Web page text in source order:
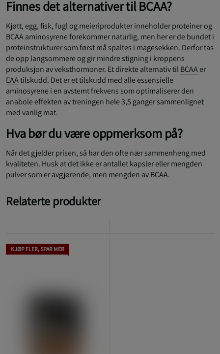
Finnes det alternativer til BCAA?
Kjøtt, egg, fisk, fugl og meieriprodukter inneholder proteiner og
BCAA aminosyrene forekommer naturlig, men her er de bundet i
proteinstrukturer som først må spaltes i magesekken. Derfor tas
de opp langsommere og gir mindre stigning i kroppens
produksjon av veksthormoner. Et direkte alternativ tilBCAAer
EAAtilskudd. Det er et tilskudd med alle essensielle
aminosyrene i en avstemt frekvens som optimaliserer den
anabole effekten av treningen hele 3,5 ganger sammenlignet
med vanlig mat.
Hva bør du være oppmerksom på?
Når det gjelder prisen, så har den ofte nær sammenheng med
kvaliteten. Husk at det ikke er antallet kapsler eller mengden
pulver som er avgjørende, men mengden av BCAA.
Relaterte produkter
KJØP FLER, SPAR MER